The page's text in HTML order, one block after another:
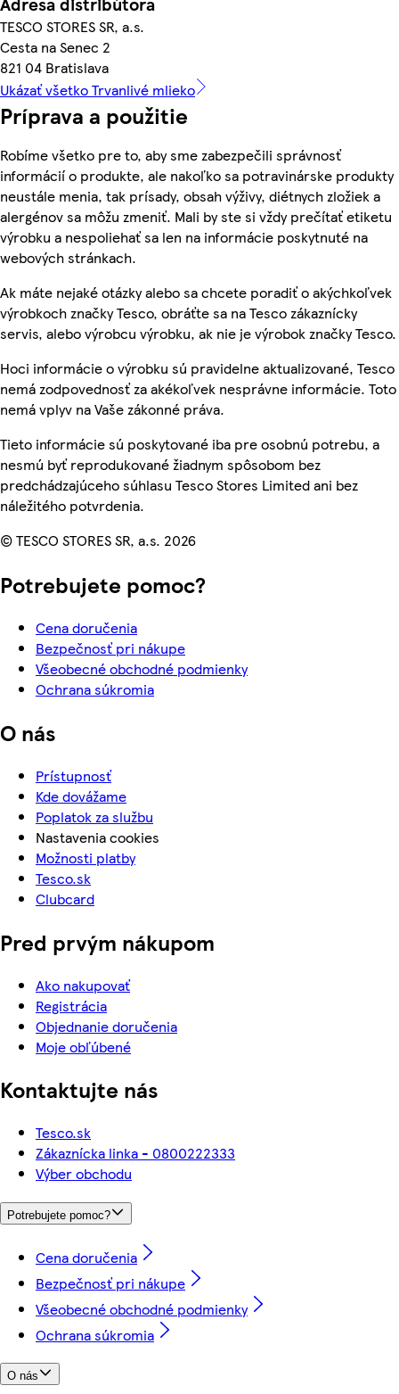
TESCO STORES SR, a.s.
Cesta na Senec 2
821 04 Bratislava
Ukázať všetko Trvanlivé mlieko
Príprava a použitie
Robíme všetko pre to, aby sme zabezpečili správnosť
informácií o produkte, ale nakoľko sa potravinárske produkty
neustále menia, tak prísady, obsah výživy, diétnych zložiek a
alergénov sa môžu zmeniť. Mali by ste si vždy prečítať etiketu
výrobku a nespoliehať sa len na informácie poskytnuté na
webových stránkach.
Ak máte nejaké otázky alebo sa chcete poradiť o akýchkoľvek
výrobkoch značky Tesco, obráťte sa na Tesco zákaznícky
servis, alebo výrobcu výrobku, ak nie je výrobok značky Tesco.
Hoci informácie o výrobku sú pravidelne aktualizované, Tesco
nemá zodpovednosť za akékoľvek nesprávne informácie. Toto
nemá vplyv na Vaše zákonné práva.
Tieto informácie sú poskytované iba pre osobnú potrebu, a
nesmú byť reprodukované žiadnym spôsobom bez
predchádzajúceho súhlasu Tesco Stores Limited ani bez
náležitého potvrdenia.
© TESCO STORES SR, a.s. 2026
Potrebujete pomoc?
Cena doručenia
Bezpečnosť pri nákupe
Všeobecné obchodné podmienky
Ochrana súkromia
O nás
Prístupnosť
Kde dovážame
Poplatok za službu
Nastavenia cookies
Možnosti platby
Tesco.sk
Clubcard
Pred prvým nákupom
Ako nakupovať
Registrácia
Objednanie doručenia
Moje obľúbené
Kontaktujte nás
Tesco.sk
Zákaznícka linka - 0800222333
Výber obchodu
Potrebujete pomoc?
Cena doručenia
Bezpečnosť pri nákupe
Všeobecné obchodné podmienky
Ochrana súkromia
O nás